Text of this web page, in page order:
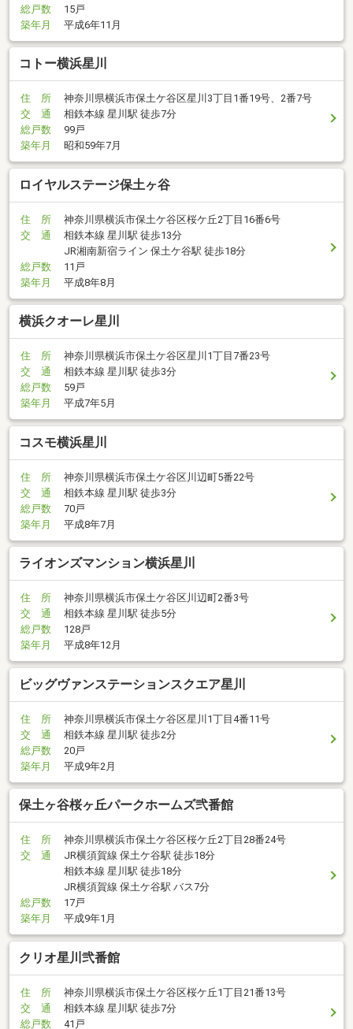
総戸数
15戸
築年月
平成6年11月
コトー横浜星川
住 所
神奈川県横浜市保土ケ谷区星川3丁目1番19号、2番7号
交 通
相鉄本線 星川駅 徒歩7分
総戸数
99戸
築年月
昭和59年7月
ロイヤルステージ保土ヶ谷
住 所
神奈川県横浜市保土ケ谷区桜ケ丘2丁目16番6号
交 通
相鉄本線 星川駅 徒歩13分
JR湘南新宿ライン 保土ケ谷駅 徒歩18分
総戸数
11戸
築年月
平成8年8月
横浜クオーレ星川
住 所
神奈川県横浜市保土ケ谷区星川1丁目7番23号
交 通
相鉄本線 星川駅 徒歩3分
総戸数
59戸
築年月
平成7年5月
コスモ横浜星川
住 所
神奈川県横浜市保土ケ谷区川辺町5番22号
交 通
相鉄本線 星川駅 徒歩3分
総戸数
70戸
築年月
平成8年7月
ライオンズマンション横浜星川
住 所
神奈川県横浜市保土ケ谷区川辺町2番3号
交 通
相鉄本線 星川駅 徒歩5分
総戸数
128戸
築年月
平成8年12月
ビッグヴァンステーションスクエア星川
住 所
神奈川県横浜市保土ケ谷区星川1丁目4番11号
交 通
相鉄本線 星川駅 徒歩2分
総戸数
20戸
築年月
平成9年2月
保土ヶ谷桜ヶ丘パークホームズ弐番館
住 所
神奈川県横浜市保土ケ谷区桜ケ丘2丁目28番24号
交 通
JR横須賀線 保土ケ谷駅 徒歩18分
相鉄本線 星川駅 徒歩18分
JR横須賀線 保土ケ谷駅 バス7分
総戸数
17戸
築年月
平成9年1月
クリオ星川弐番館
住 所
神奈川県横浜市保土ケ谷区桜ケ丘1丁目21番13号
交 通
相鉄本線 星川駅 徒歩7分
総戸数
41戸